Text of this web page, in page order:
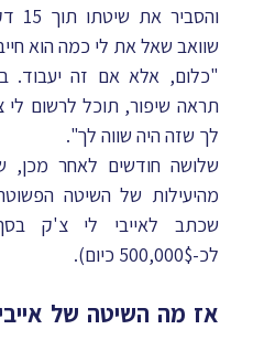
שוואב שאל את לי כמה הוא
"כלום, אלא אם זה יעבוד.
תראה שיפור, תוכל לרשום
לך שזה היה שווה לך".
שלושה חודשים לאחר מכן,
מהיעילות של השיטה
לכ-500,000$ כיום).